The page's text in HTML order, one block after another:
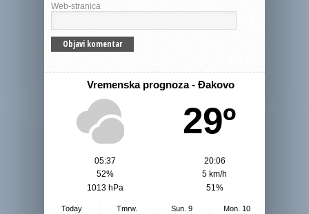
Web-stranica
Vremenska prognoza - Đakovo
29º
05:37
20:06
52%
5 km/h
1013 hPa
51%
Today
Tmrw.
Sun. 9
Mon. 10